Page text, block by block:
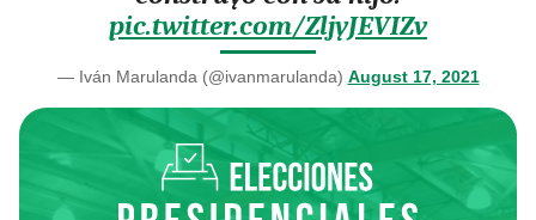
pic.twitter.com/ZljyJEVIZv
— Iván Marulanda (@ivanmarulanda) August 17, 2021